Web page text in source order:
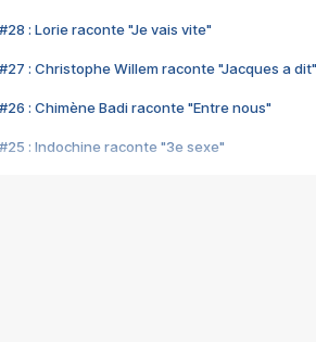
#28 : Lorie raconte "Je vais vite"
#27 : Christophe Willem raconte "Jacques a dit"
#26 : Chimène Badi raconte "Entre nous"
#25 : Indochine raconte "3e sexe"